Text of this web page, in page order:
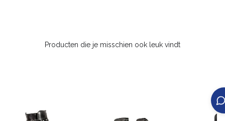
Producten die je misschien ook leuk vindt